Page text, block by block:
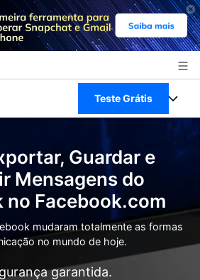
Teste Grátis
Guardar e
Mensagens do
no Facebook.com
mudaram totalmente as formas
no mundo de hoje.
garantida.